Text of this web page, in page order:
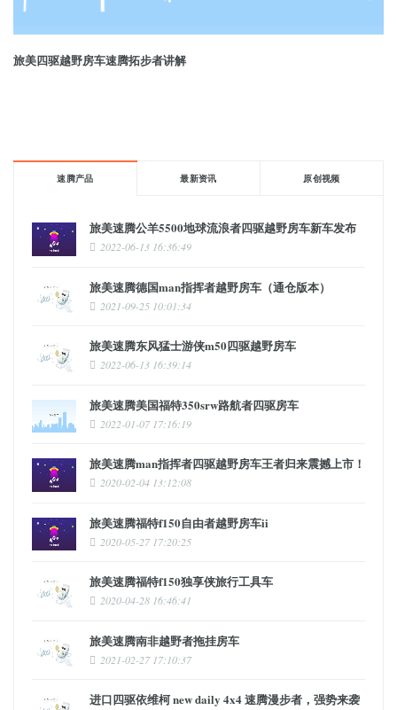
旅美四驱越野房车速腾拓步者讲解
速腾产品 最新资讯 原创视频
旅美速腾公羊5500地球流浪者四驱越野房车新车发布
2022-06-13 16:36:49
旅美速腾德国man指挥者越野房车（通仓版本）
2021-09-25 10:01:34
旅美速腾东风猛士游侠m50四驱越野房车
2022-06-13 16:39:14
旅美速腾美国福特350srw路航者四驱房车
2022-01-07 17:16:19
旅美速腾man指挥者四驱越野房车王者归来震撼上市！
2020-02-04 13:12:08
旅美速腾福特f150自由者越野房车ii
2020-05-27 17:20:25
旅美速腾福特f150独享侠旅行工具车
2020-04-28 16:46:41
旅美速腾南非越野者拖挂房车
2021-02-27 17:10:37
进口四驱依维柯 new daily 4x4 速腾漫步者，强势来袭